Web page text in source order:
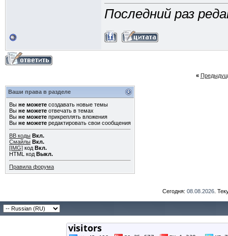
Последний раз
«
Ваши права в разделе
Вы не можете создавать новые темы
Вы не можете отвечать в темах
Вы не можете прикреплять вложения
Вы не можете редактировать свои сообщения
BB коды Вкл.
Смайлы Вкл.
[IMG] код Вкл.
HTML код Выкл.
Правила форума
Сегодня: 08.08.2026 .